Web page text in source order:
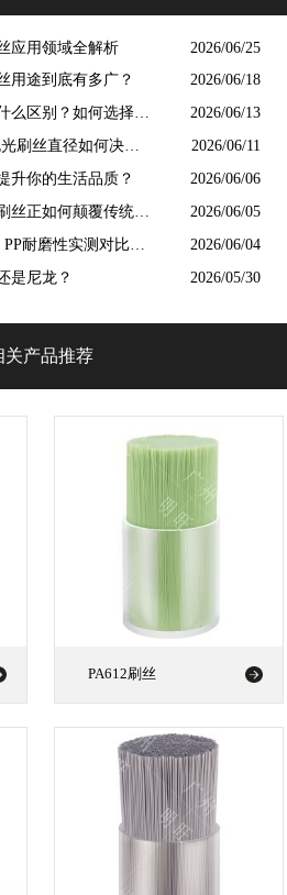
应用领域全解析 2026/06/25
用途到底有多广？ 2026/06/18
么区别？如何选择更
2026/06/13
刷丝直径如何决定
2026/06/11
升你的生活品质？ 2026/06/06
丝正如何颠覆传统清
2026/06/05
耐磨性实测对比：
2026/06/04
是尼龙？ 2026/05/30
关产品推荐
PA612刷丝